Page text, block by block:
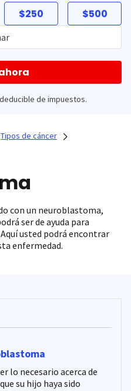
$250 $500
de impuestos.
Tipos de cáncer
con un neuroblastoma,
ser de ayuda para
usted podrá encontrar
enfermedad.
lo necesario acerca de
su hijo haya sido